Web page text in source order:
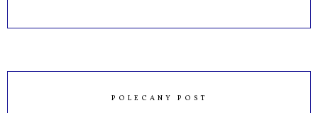
POLECANY POST